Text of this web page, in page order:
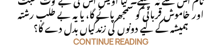
اور خاموش قربانی کو سمجھ پائے گا، یا یہ بے طلب رشتہ
ہمیشہ کے لیے دونوں کی زندگیاں بدل دے گا؟
CONTINUE READING